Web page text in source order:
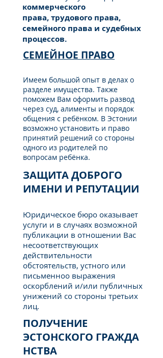
коммерческого
права, трудового права,
семейного права и судебных
процессов.
СЕМЕЙНОЕ ПРАВО
Имеем большой опыт в делах о
разделе имущества. Также
поможем Вам оформить развод
через суд, алименты и порядок
общения с ребёнком. В Эстонии
возможно установить и право
принятий решений со стороны
одного из родителей по
вопросам ребёнка.
ЗАЩИТА ДОБРОГО
ИМЕНИ И РЕПУТАЦИИ
Юридическое бюро оказывает
услуги и в случаях возможной
публикации в отношении Вас
несоответствующих
действительности
обстоятельств, устного или
письменноо выражения
оскорблений и/или публичных
унижений со стороны третьих
лиц.
ПОЛУЧЕНИЕ
ЭСТОНСКОГО ГРАЖДА
НСТВА